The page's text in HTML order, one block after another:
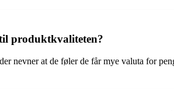
produktkvaliteten?
nevner at de føler de får mye valuta for